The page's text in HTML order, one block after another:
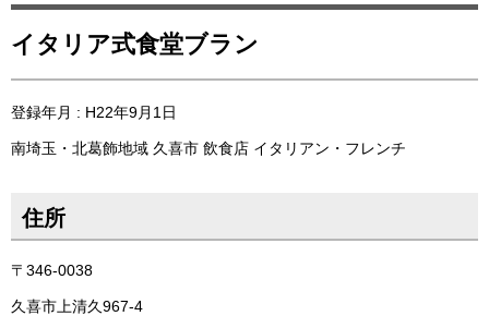
イタリア式食堂ブラン
登録年月 : H22年9月1日
南埼玉・北葛飾地域 久喜市 飲食店 イタリアン・フレンチ
住所
〒346-0038
久喜市上清久967-4